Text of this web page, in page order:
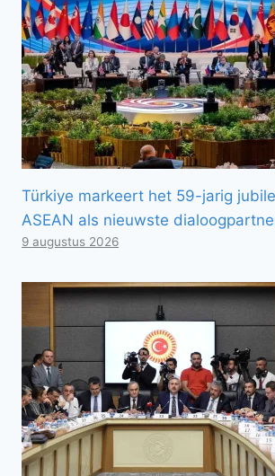
Türkiye markeert het 59-jarig
ASEAN als nieuwste
9 augustus 2026